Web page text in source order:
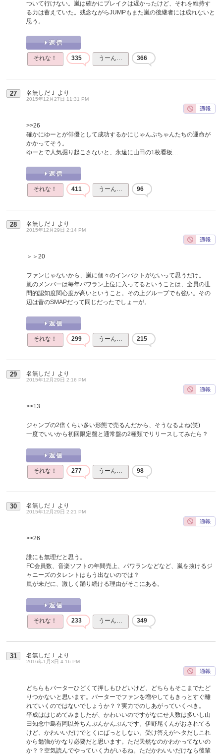
ついて行けない。嵐は確かにブレイクは遅かったけど、それを維持す
る力は蓄えていた。残念ながらJUMPもまた嵐の後継者には成れないと
思う。
それな！ 335 うーん… 366
27 名無しだＪ より
2015年12月27日 11:31 PM
>>26
確かにゆーとが俳優として成功するかにじゃんぷちゃんたちの運命が
かかってそう。
ゆーとで人気掘り起こさないと、永遠に山田の1枚看板…
それな！ 411 うーん… 96
28 名無しだＪ より
2015年12月29日 2:14 PM
＞＞20
ファンじゃないから、嵐に個々のインパクトがないって思うだけ。
嵐のメンバーは毎年パワラン上位に入ってるということは、全員の世
間的認知度関心度が高いということ。その上グループでも強い。その
辺は昔のSMAPだって同じだったでしょーが。
それな！ 299 うーん… 215
29 名無しだＪ より
2015年12月29日 2:16 PM
>>13
ジャンプの2倍くらい多い形態で売るんだから、そうなるよね(笑)
一度でいいから初回限定盤と通常盤の2種類でリリースしてみたら？
それな！ 277 うーん… 98
30 名無しだＪ より
2015年12月29日 2:21 PM
>>26
誰にも無理だと思う。
FC会員数、音楽ソフトの年間売上、パワランなどなど、嵐を抜けるジ
ャニーズのタレントはもう出ないのでは？
嵐が未だに、激しく踊り続ける理由がそこにある。
それな！ 233 うーん… 349
31 名無しだＪ より
2016年1月3日 4:16 PM
どちらもバーターひどくて押しもひどいけど、どちらもそこまでたど
りつかないと思います。バーターでファンを増やしてもきっとすぐ離
れていくのではないでしょうか？？実力でのしあがっていくべき。
平成ははじめてみましたが、かわいいのですがなにせ人数は多いし山
田知念中島有岡以外ちんぷんかんぷんです。伊野尾くんがおされてる
けど、かわいいだけでとくにぱっとしない。受け答えがヘタだしこれ
から勉強がかなり必要だと思います。ただ天然なのかわかってないの
か？？空気読んでやっていく力がいるね。ただかわいいだけなら後輩